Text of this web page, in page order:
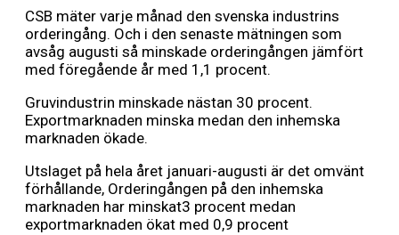
CSB mäter varje månad den svenska industrins
orderingång. Och i den senaste mätningen som
avsåg augusti så minskade orderingången jämfört
med föregående år med 1,1 procent.
Gruvindustrin minskade nästan 30 procent.
Exportmarknaden minska medan den inhemska
marknaden ökade.
Utslaget på hela året januari-augusti är det omvänt
förhållande, Orderingången på den inhemska
marknaden har minskat3 procent medan
exportmarknaden ökat med 0,9 procent